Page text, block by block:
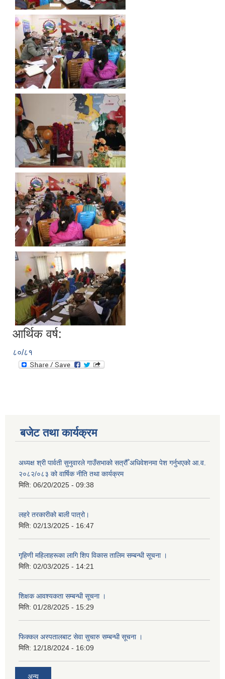
आर्थिक वर्ष:
८०/८१
बजेट तथा कार्यक्रम
अध्यक्ष श्री पार्वती सुनुवारले गाउँसभाको सत्रौँ अधिवेशनमा पेश गर्नुभएको आ.व.
२०८२/०८३ को वार्षिक नीति तथा कार्यक्रम
मिति: 06/20/2025 - 09:38
लहरे तरकारीको बाली पात्रो।
मिति: 02/13/2025 - 16:47
गृहिणी महिलाहरूका लागि शिप विकास तालिम सम्बन्धी सूचना ‌।
मिति: 02/03/2025 - 14:21
शिक्षक आवश्यकता सम्बन्धी सूचना ।
मिति: 01/28/2025 - 15:29
फिक्कल अस्पतालबाट सेवा सुचारु सम्बन्धी सूचना ।
मिति: 12/18/2024 - 16:09
अन्य